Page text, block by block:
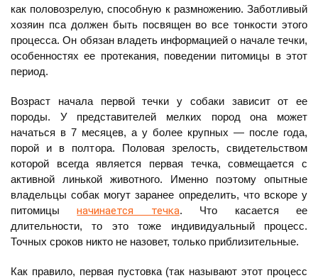
как половозрелую, способную к размножению. Заботливый
хозяин пса должен быть посвящен во все тонкости этого
процесса. Он обязан владеть информацией о начале течки,
особенностях ее протекания, поведении питомицы в этот
период.
Возраст начала первой течки у собаки зависит от ее
породы. У представителей мелких пород она может
начаться в 7 месяцев, а у более крупных — после года,
порой и в полтора. Половая зрелость, свидетельством
которой всегда является первая течка, совмещается с
активной линькой животного. Именно поэтому опытные
владельцы собак могут заранее определить, что вскоре у
питомицыначинается течка. Что касается ее
длительности, то это тоже индивидуальный процесс.
Точных сроков никто не назовет, только приблизительные.
Как правило, первая пустовка (так называют этот процесс